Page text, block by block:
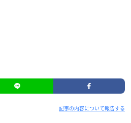
記事の内容について報告する